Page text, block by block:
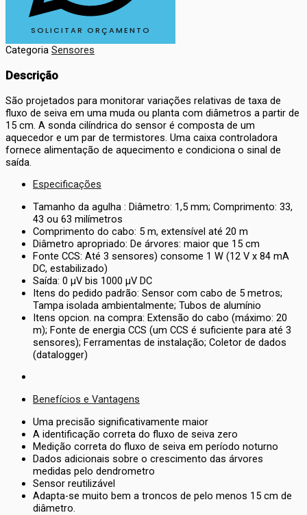
SOLICITAR ORÇAMENTO
Categoria Sensores
Descrição
São projetados para monitorar variações relativas de taxa de
fluxo de seiva em uma muda ou planta com diâmetros a partir de
15 cm. A sonda cilíndrica do sensor é composta de um
aquecedor e um par de termistores. Uma caixa controladora
fornece alimentação de aquecimento e condiciona o sinal de
saída.
Especificações
Tamanho da agulha : Diâmetro: 1,5 mm; Comprimento: 33,
43 ou 63 milímetros
Comprimento do cabo: 5 m, extensível até 20 m
Diâmetro apropriado: De árvores: maior que 15 cm
Fonte CCS: Até 3 sensores) consome 1 W (12 V x 84 mA
DC, estabilizado)
Saída: 0 µV bis 1000 µV DC
Itens do pedido padrão: Sensor com cabo de 5 metros;
Tampa isolada ambientalmente; Tubos de alumínio
Itens opcion. na compra: Extensão do cabo (máximo: 20
m); Fonte de energia CCS (um CCS é suficiente para até 3
sensores); Ferramentas de instalação; Coletor de dados
(datalogger)
Benefícios e Vantagens
Uma precisão significativamente maior
A identificação correta do fluxo de seiva zero
Medição correta do fluxo de seiva em período noturno
Dados adicionais sobre o crescimento das árvores
medidas pelo dendrometro
Sensor reutilizável
Adapta-se muito bem a troncos de pelo menos 15 cm de
diâmetro.